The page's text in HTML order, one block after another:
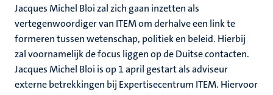
Jacques Michel Bloi zal zich gaan inzetten als
vertegenwoordiger van ITEM om derhalve een link te
formeren tussen wetenschap, politiek en beleid. Hierbij
zal voornamelijk de focus liggen op de Duitse contacten.
Jacques Michel Bloi is op 1 april gestart als adviseur
externe betrekkingen bij Expertisecentrum ITEM. Hiervoor